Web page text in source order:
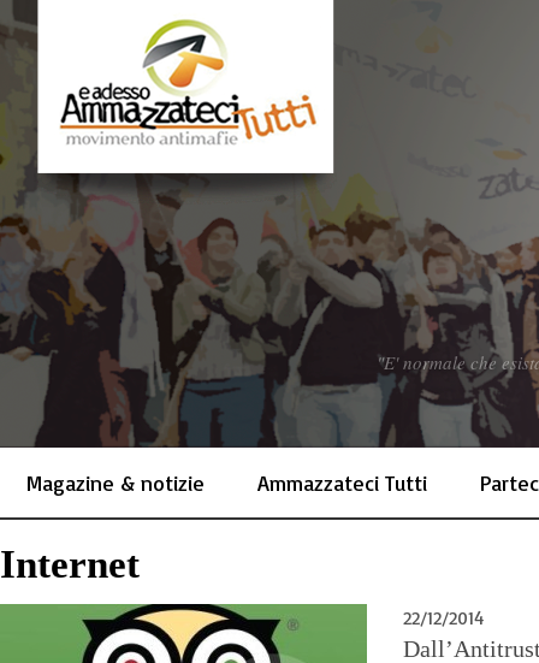
"E' normale che
Magazine & notizie Ammazzateci Tutti
Internet
22/12/2014